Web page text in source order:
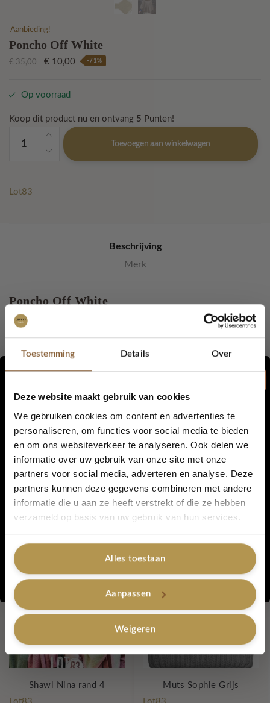
Toestemming Details Over
Deze website maakt gebruik van cookies
We gebruiken cookies om content en advertenties te
personaliseren, om functies voor social media te bieden
en om ons websiteverkeer te analyseren. Ook delen we
informatie over uw gebruik van onze site met onze
partners voor social media, adverteren en analyse. Deze
partners kunnen deze gegevens combineren met andere
informatie die u aan ze heeft verstrekt of die ze hebben
verzameld op basis van uw gebruik van hun services.
Alles toestaan
Aanpassen
Weigeren
Aanbieding!
Poncho Off White
€35,00
Oorspronkelijke
€ 10,00 Huidige
-71%
Op voorraad
Koop dit product nu en ontvang 5 Punten!
Toevoegen aan winkelwagen
Lot83
Beschrijving
Merk
Poncho Off White
Heerlijke warme Poncho met col en als leuk detail franjes.
Poncho Mila is een nieuw artikel in de collectie van LOT83.
een extra laagje
Artikelnummer:
Poncho Off White
Categorieën: Lot 83 - tassen - shawls - 50% korting,Lovely Sale,Shawls
Lot83 - 50% korting
Tags:
poncho off white
-50%
Shawl Nina rand 4
-50%
Muts Sophie Grijs
5% korting...
Ja, graag!
Nee, bedankt